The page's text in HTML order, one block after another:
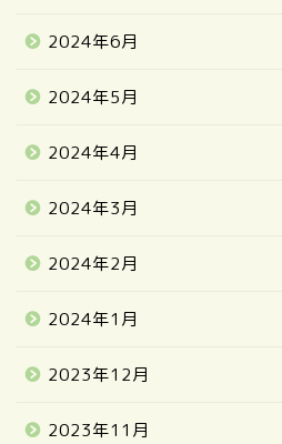
2024年6月
2024年5月
2024年4月
2024年3月
2024年2月
2024年1月
2023年12月
2023年11月